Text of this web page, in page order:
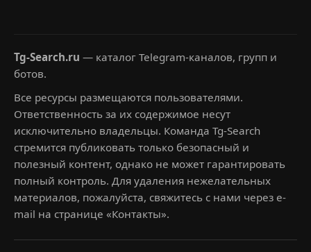
Tg-Search.ru — каталог Telegram-каналов, групп и
ботов.
Все ресурсы размещаются пользователями.
Ответственность за их содержимое несут
исключительно владельцы. Команда Tg-Search
стремится публиковать только безопасный и
полезный контент, однако не может гарантировать
полный контроль. Для удаления нежелательных
материалов, пожалуйста, свяжитесь с нами через e-
mail на странице «Контакты».